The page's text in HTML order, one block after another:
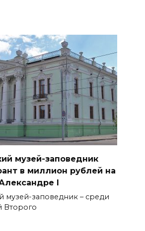
музей-заповедник
в миллион рублей на
I
музей-заповедник – среди
Второго